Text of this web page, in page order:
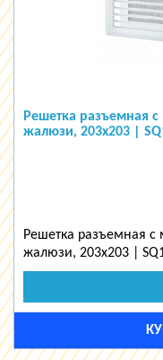
Решетка разъемная
жалюзи, 203х203 |
Решетка разъемная с
жалюзи, 203х203 |